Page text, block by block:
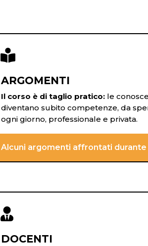

ARGOMENTI
Il corso è di taglio pratico: le
diventano subito competenze, da
ogni giorno, professionale e privata.
Alcuni argomenti affrontati durante

DOCENTI